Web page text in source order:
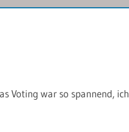
Voting war so spannend, ich